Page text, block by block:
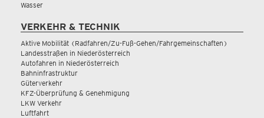
Wasser
VERKEHR & TECHNIK
Aktive Mobilität (Radfahren/Zu-Fuß-Gehen/Fahrgemeinschaften)
Landesstraßen in Niederösterreich
Autofahren in Niederösterreich
Bahninfrastruktur
Güterverkehr
KFZ-Überprüfung & Genehmigung
LKW Verkehr
Luftfahrt